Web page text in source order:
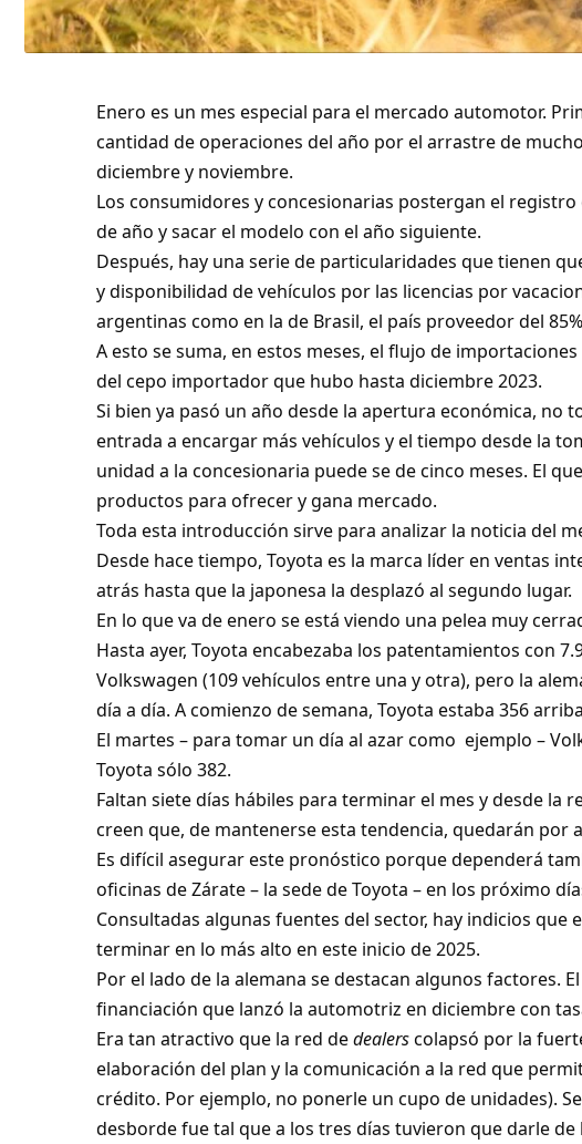
Enero es un mes especial para el mercado automotor.
cantidad de operaciones del año por el arrastre de
diciembre y noviembre.
Los consumidores y concesionarias postergan el
de año y sacar el modelo con el año siguiente.
Después, hay una serie de particularidades que tienen
y disponibilidad de vehículos por las licencias por
argentinas como en la de Brasil, el país proveedor del
A esto se suma, en estos meses, el flujo de
del cepo importador que hubo hasta diciembre 2023.
Si bien ya pasó un año desde la apertura económica, no
entrada a encargar más vehículos y el tiempo desde la
unidad a la concesionaria puede se de cinco meses. El
productos para ofrecer y gana mercado.
Toda esta introducción sirve para analizar la noticia del
Desde hace tiempo, Toyota es la marca líder en ventas
atrás hasta que la japonesa la desplazó al segundo lugar.
En lo que va de enero se está viendo una pelea muy
Hasta ayer, Toyota encabezaba los patentamientos con
Volkswagen (109 vehículos entre una y otra), pero la
día a día. A comienzo de semana, Toyota estaba 356
El martes – para tomar un día al azar como ejemplo –
Toyota sólo 382.
Faltan siete días hábiles para terminar el mes y desde la
creen que, de mantenerse esta tendencia, quedarán por
Es difícil asegurar este pronóstico porque dependerá
oficinas de Zárate – la sede de Toyota – en los próximo
Consultadas algunas fuentes del sector, hay indicios que
terminar en lo más alto en este inicio de 2025.
Por el lado de la alemana se destacan algunos factores.
financiación que lanzó la automotriz en diciembre con
Era tan atractivo que la red dedealerscolapsó por la
elaboración del plan y la comunicación a la red que
crédito. Por ejemplo, no ponerle un cupo de unidades).
desborde fue tal que a los tres días tuvieron que darle de